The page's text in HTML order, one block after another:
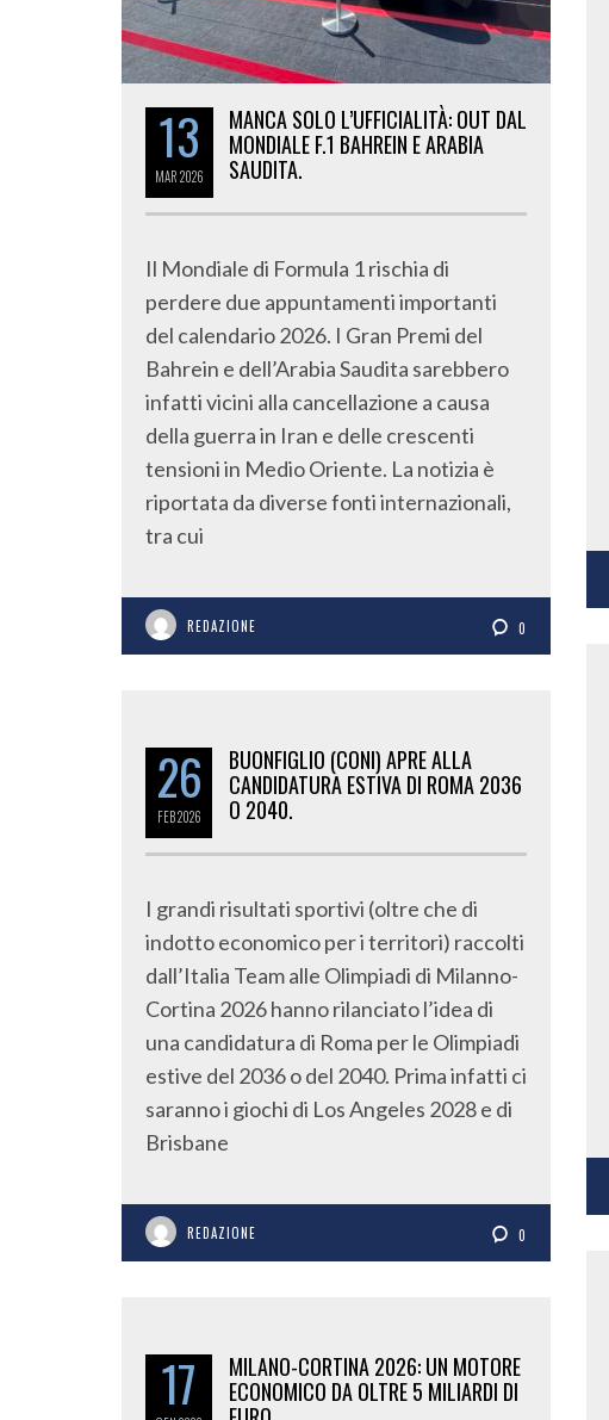
13
MAR2026
MANCA SOLO L’UFFICIALITÀ: OUT DAL
MONDIALE F.1 BAHREIN E ARABIA
SAUDITA.
Il Mondiale di Formula 1 rischia di
perdere due appuntamenti importanti
del calendario 2026. I Gran Premi del
Bahrein e dell’Arabia Saudita sarebbero
infatti vicini alla cancellazione a causa
della guerra in Iran e delle crescenti
tensioni in Medio Oriente. La notizia è
riportata da diverse fonti internazionali,
tra cui
REDAZIONE 0
26
FEB2026
BUONFIGLIO (CONI) APRE ALLA
CANDIDATURA ESTIVA DI ROMA 2036
O 2040.
I grandi risultati sportivi (oltre che di
indotto economico per i territori) raccolti
dall’Italia Team alle Olimpiadi di Milanno-
Cortina 2026 hanno rilanciato l’idea di
una candidatura di Roma per le Olimpiadi
estive del 2036 o del 2040. Prima infatti ci
saranno i giochi di Los Angeles 2028 e di
Brisbane
REDAZIONE 0
17
MILANO-CORTINA 2026: UN MOTORE
ECONOMICO DA OLTRE 5 MILIARDI DI